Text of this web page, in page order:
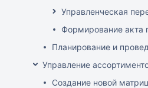
Управленческая
Формирование акта
Планирование и
Управление
Создание новой